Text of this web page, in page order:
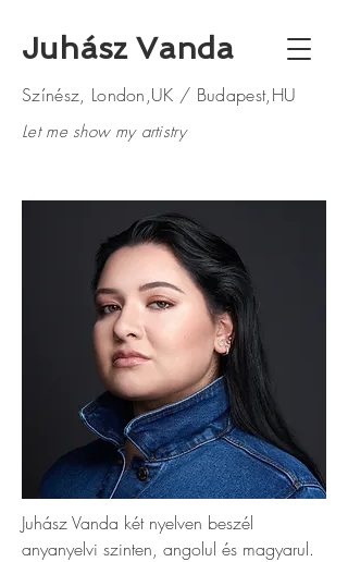
Juhász Vanda
Let me show my artistry
Színész, London,UK / Budapest,HU
Juhász Vanda két nyelven beszél
anyanyelvi szinten, angolul és magyarul.